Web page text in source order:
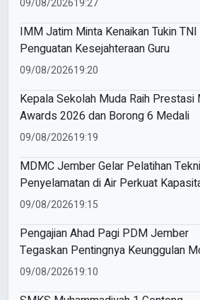
IMM Jatim Minta Kenaikan Tukin TNI
Penguatan Kesejahteraan Guru
09/08/202619:20
Kepala Sekolah Muda Raih Prestasi
Awards 2026 dan Borong 6 Medali
09/08/202619:19
MDMC Jember Gelar Pelatihan
Penyelamatan di Air Perkuat
Relawan Muhammadiyah
09/08/202619:15
Pengajian Ahad Pagi PDM Jember
Tegaskan Pentingnya Keunggulan
Akidah, dan Kemandirian Ekonomi
09/08/202619:10